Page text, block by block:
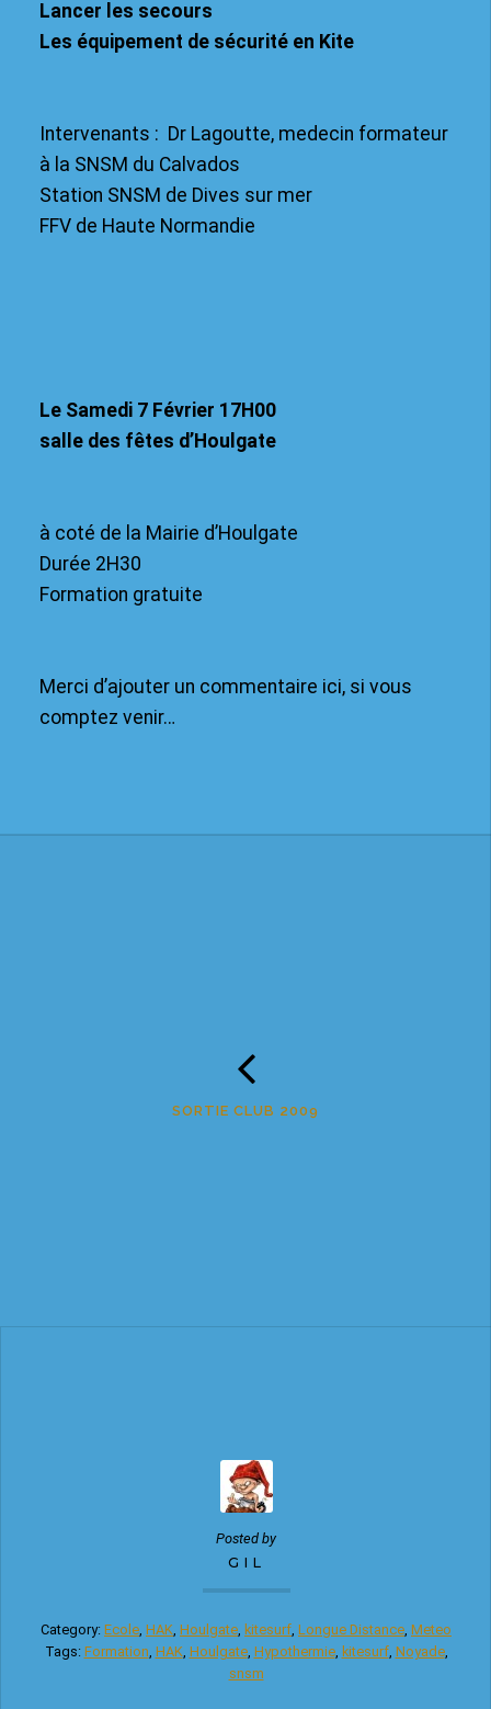
Lancer les secours
Les équipement de sécurité en Kite
Intervenants : Dr Lagoutte, medecin formateur
à la SNSM du Calvados
Station SNSM de Dives sur mer
FFV de Haute Normandie
Le Samedi 7 Février 17H00
salle des fêtes d’Houlgate
à coté de la Mairie d’Houlgate
Durée 2H30
Formation gratuite
Merci d’ajouter un commentaire ici, si vous
comptez venir…
SORTIE CLUB 2009
Posted by
GIL
Category: Ecole, HAK, Houlgate, kitesurf, Longue Distance, Meteo
Tags: Formation, HAK, Houlgate, Hypothermie, kitesurf, Noyade,
snsm